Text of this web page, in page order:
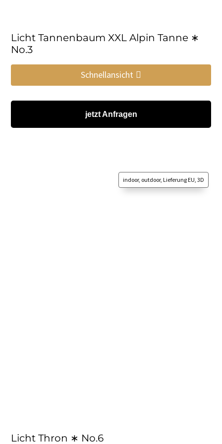
Licht Tannenbaum XXL Alpin Tanne ∗
No.3
Schnellansicht
jetzt Anfragen
indoor, outdoor, Lieferung EU, 3D
Licht Thron ∗ No.6